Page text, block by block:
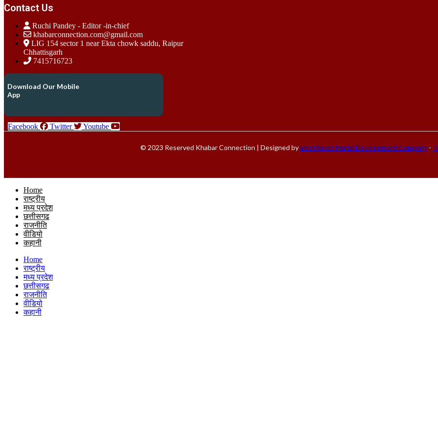
Contact Us
Ruchi Pandey - Editor -in-chief
khabarconnection.com@gmail.com
LIG 154 sector 1 near Ekta chowk saddu, Raipur
Chhattisgarh
7415716723
Download Our Mobile
App
Facebook Twitter Youtube
© 2023 Reserved Khabar Connection | Designed byBest News Portal Development Company-
Home
राष्ट्रीय
मध्य प्रदेश
छत्तीसगढ
राजनीति
वीडियो
कहानी
Home
राष्ट्रीय
मध्य प्रदेश
छत्तीसगढ
राजनीति
वीडियो
कहानी